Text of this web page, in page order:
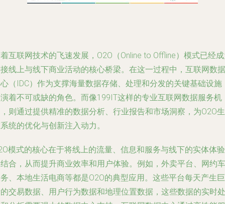
互联网技术的飞速发展，O2O（Online to Offline）模式已经
线上与线下商业活动的核心桥梁。在这一过程中，互联网数据
（IDC）作为支撑海量数据存储、处理和分发的关键基础设施
着不可或缺的角色。而像199IT这样的专业互联网数据服务机
则通过提供精准的数据分析、行业报告和市场洞察，为O2O生
统的优化与创新注入动力。
模式的核心在于将线上的流量、信息和服务与线下的实体体验
合，从而提升商业效率和用户体验。例如，外卖平台、网约车
、本地生活电商等都是O2O的典型应用。这些平台每天产生巨
交易数据、用户行为数据和地理位置数据，这些数据的实时处